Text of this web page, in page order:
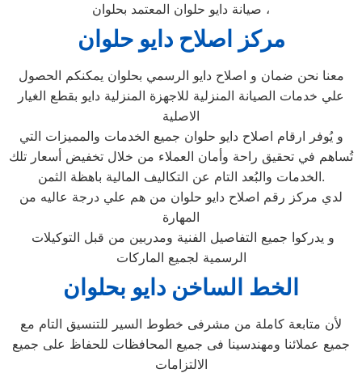
صيانة دايو حلوان المعتمد بحلوان ،
مركز اصلاح دايو حلوان
معنا نحن ضمان و اصلاح دايو الرسمي بحلوان يمكنكم الحصول
علي خدمات الصيانة المنزلية للاجهزة المنزلية دايو بقطع الغيار
الاصلية
و يُوفر ارقام اصلاح دايو حلوان جميع الخدمات والمميزات التي
تُساهم في تحقيق راحة وأمان العملاء من خلال تخفيض أسعار تلك
الخدمات والبُعد التام عن التكاليف المالية باهظة الثمن.
لدي مركز رقم اصلاح دايو حلوان من هم علي درجة عاليه من
المهارة
الرسمية لجميع الماركات
الخط الساخن دايو بحلوان
لأن متابعة كاملة من مشرفى خطوط السير للتنسيق التام مع
جميع عملائنا ومهندسينا فى جميع المحافظات للحفاظ على جميع
الالتزامات